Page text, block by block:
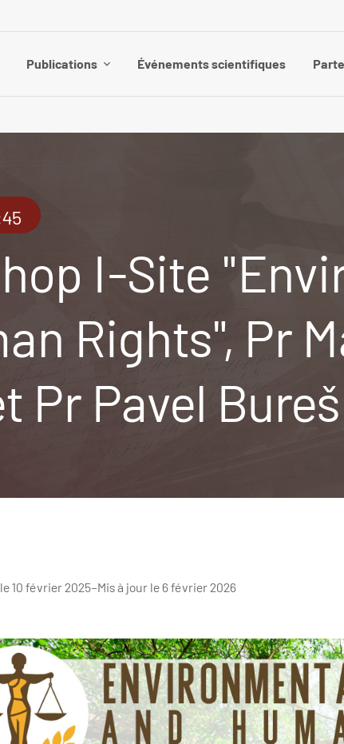
Publications Événements scientifiques
I-Site
Rights", Pr
Pr Pavel
10 février 2025–Mis à jour le 6 février 2026